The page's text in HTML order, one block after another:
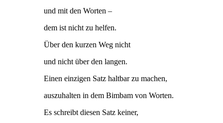
und mit den Worten –
dem ist nicht zu helfen.
Über den kurzen Weg nicht
und nicht über den langen.
Einen einzigen Satz haltbar zu machen,
auszuhalten in dem Bimbam von Worten.
Es schreibt diesen Satz keiner,